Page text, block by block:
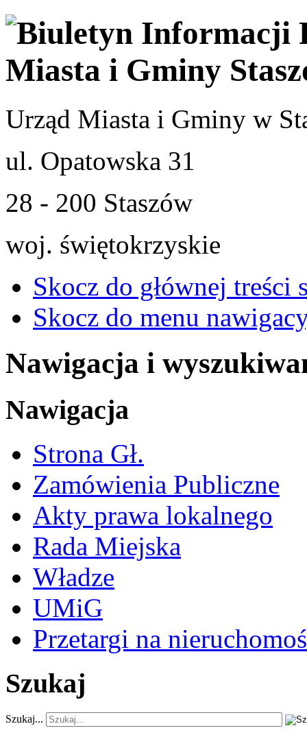
Urząd Miasta i Gminy w
ul. Opatowska 31
28 - 200 Staszów
woj. świętokrzyskie
Skocz do głównej treści
Skocz do menu
Nawigacja i
Nawigacja
Strona Gł.
Zamówienia Publiczne
Akty prawa lokalnego
Rada Miejska
Władze
UMiG
Przetargi na
Szukaj
Szukaj...